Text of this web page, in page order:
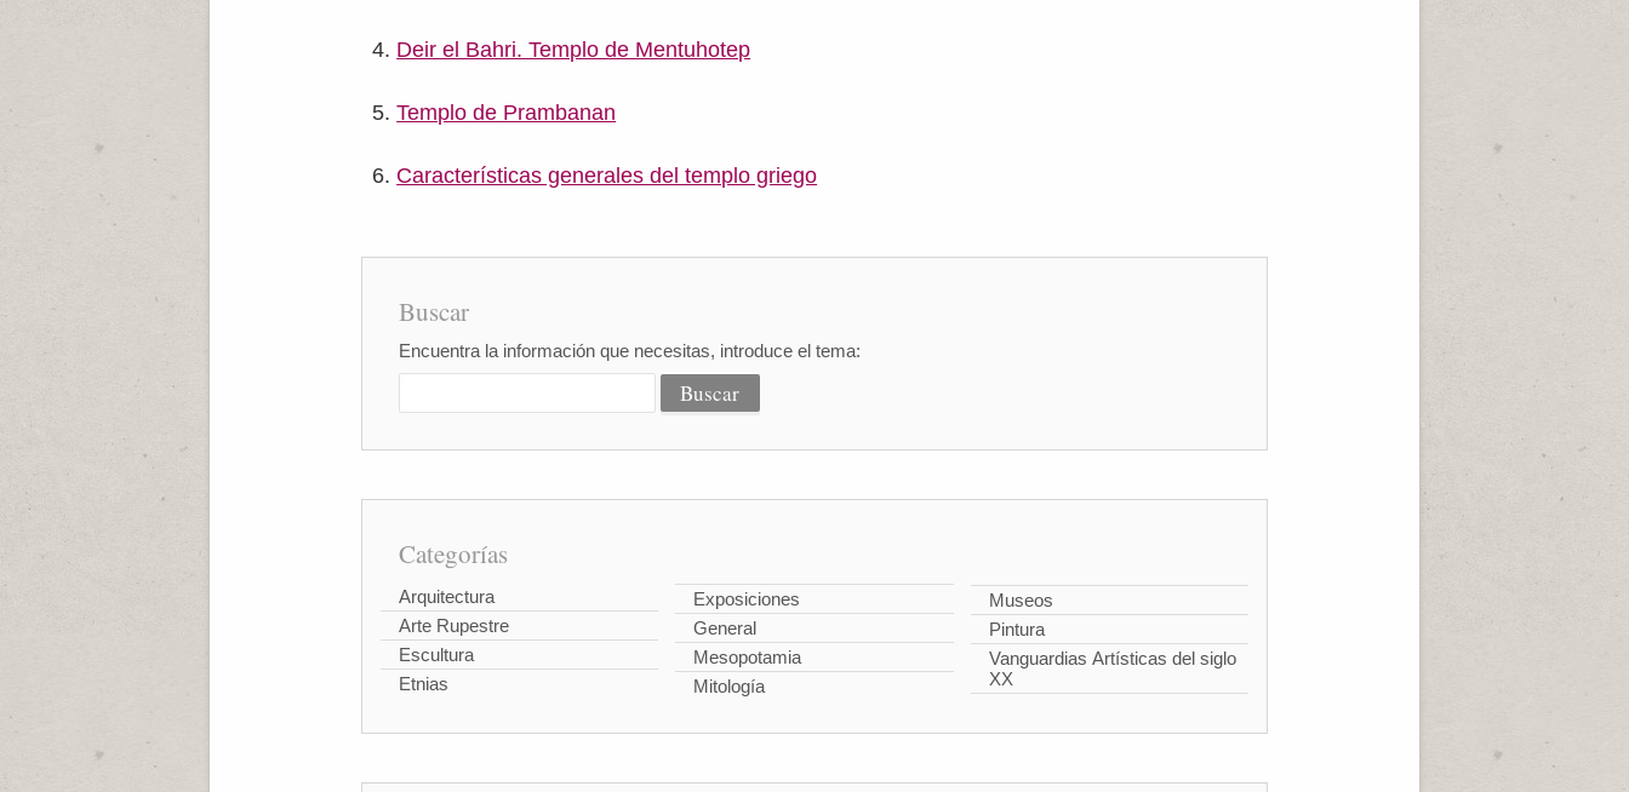
Deir el Bahri. Templo de Mentuhotep
Templo de Prambanan
Características generales del templo griego
Buscar
Encuentra la información que necesitas, introduce el tema:
Categorías
Arquitectura
Arte Rupestre
Escultura
Etnias
Exposiciones
General
Mesopotamia
Mitología
Museos
Pintura
Vanguardias Artísticas del siglo
XX